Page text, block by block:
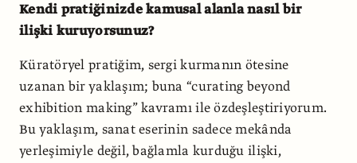
Kendi pratiğinizde kamusal alanla nasıl bir
ilişki kuruyorsunuz?
Küratöryel pratiğim, sergi kurmanın ötesine
uzanan bir yaklaşım; buna “curating beyond
exhibition making” kavramı ile özdeşleştiriyorum.
Bu yaklaşım, sanat eserinin sadece mekânda
yerleşimiyle değil, bağlamla kurduğu ilişki,